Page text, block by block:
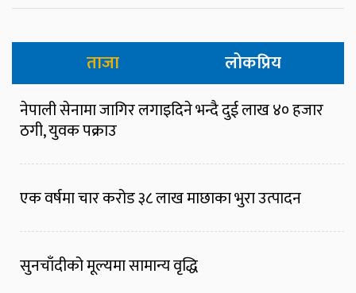
ताजा लोकप्रिय
नेपाली सेनामा जागिर लगाइदिने भन्दै दुई लाख ४० हजार
ठगी, युवक पक्राउ
एक वर्षमा चार करोड ३८ लाख माछाका भुरा उत्पादन
सुनचाँदीको मूल्यमा सामान्य वृद्धि